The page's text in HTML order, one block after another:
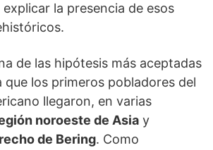
la presencia de esos
de las hipótesis más aceptadas
que los primeros pobladores del
llegaron, en varias
noroeste de Asia y
de Bering. Como